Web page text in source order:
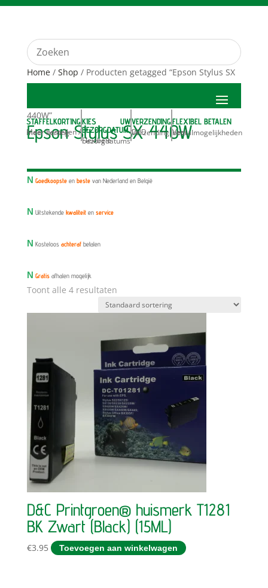
STAFFELKORTING
Meer bestellen / meer korting
KIES UW
BEZORGDATUM
Flexibele bezorgdatums
VERZENDING
DPD Verzending
FLEXIBEL BETALEN
Veel betaalmogelijkheden
N Goedkoopsteen bestevan Nederland en België
N Uitstekendekwaliteiten service
N Kosteloos achteraf betalen
N Gratis afhalen mogelijk
Home/ Shop / Producten getagged “Epson Stylus SX
440W”
Epson Stylus SX 440W
Toont alle 4 resultaten
D&C Printgroen® huismerk T1281
BK Zwart (Black) (15ML)
€3.95 Toevoegen aan winkelwagen